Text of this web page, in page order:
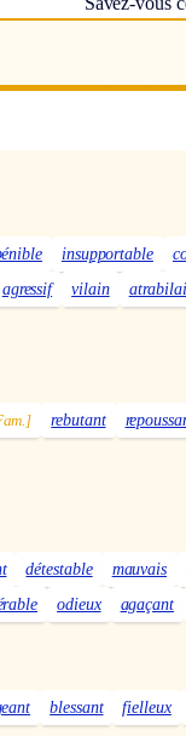
insupportable
agressif vilain
rebutant
détestable mauvais
odieux agaçant
blessant fielleux